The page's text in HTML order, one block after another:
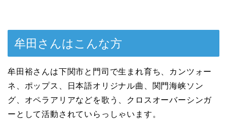
牟田さんはこんな方
牟田裕さんは下関市と門司で生まれ育ち、カンツォー
ネ、ポップス、日本語オリジナル曲、関門海峡ソン
グ、オペラアリアなどを歌う、クロスオーバーシンガ
ーとして活動されていらっしゃいます。